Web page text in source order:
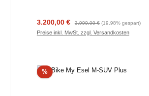
Verkaufspreis:
3.200,00 € Regulärer Preis:
3.999,00 € (19.98% gespart)
Preise inkl. MwSt. zzgl. Versandkosten
%Rabatt